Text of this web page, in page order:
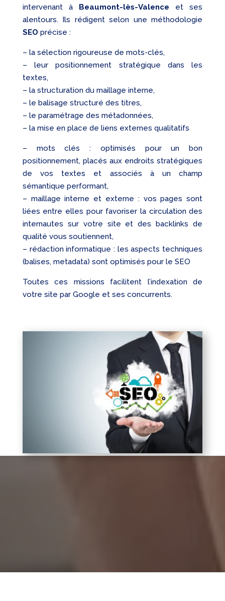
intervenant à Beaumont-lès-Valence et ses
alentours. Ils rédigent selon une méthodologie
SEO précise :
– la sélection rigoureuse de mots-clés,
– leur positionnement stratégique dans les
textes,
– la structuration du maillage interne,
– le balisage structuré des titres,
– le paramétrage des métadonnées,
– la mise en place de liens externes qualitatifs
– mots clés : optimisés pour un bon
positionnement, placés aux endroits stratégiques
de vos textes et associés à un champ
sémantique performant,
– maillage interne et externe : vos pages sont
liées entre elles pour favoriser la circulation des
internautes sur votre site et des backlinks de
qualité vous soutiennent,
– rédaction informatique : les aspects techniques
(balises, metadata) sont optimisés pour le SEO
Toutes ces missions facilitent l’indexation de
votre site par Google et ses concurrents.